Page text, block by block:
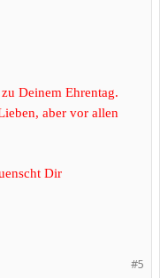
Deinem Ehrentag.
aber vor allen
Dir
#5